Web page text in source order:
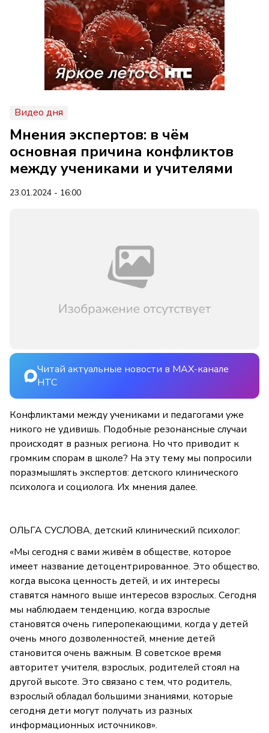
Видео дня
Мнения экспертов: в чём
основная причина конфликтов
между учениками и учителями
23.01.2024 - 16:00
Читай актуальные новости в MAX-канале
НТС
Конфликтами между учениками и педагогами уже
никого не удивишь. Подобные резонансные случаи
происходят в разных региона. Но что приводит к
громким спорам в школе? На эту тему мы попросили
поразмышлять экспертов: детского клинического
психолога и социолога. Их мнения далее.
ОЛЬГА СУСЛОВА, детский клинический психолог:
«Мы сегодня с вами живём в обществе, которое
имеет название детоцентрированное. Это общество,
когда высока ценность детей, и их интересы
ставятся намного выше интересов взрослых. Сегодня
мы наблюдаем тенденцию, когда взрослые
становятся очень гиперопекающими, когда у детей
очень много дозволенностей, мнение детей
становится очень важным. В советское время
авторитет учителя, взрослых, родителей стоял на
другой высоте. Это связано с тем, что родитель,
взрослый обладал большими знаниями, которые
сегодня дети могут получать из разных
информационных источников».